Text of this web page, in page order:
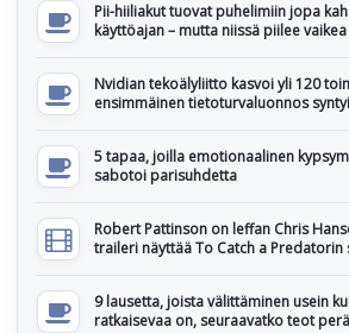
Pii-hiiliakut tuovat puhelimiin jopa
käyttöajan – mutta niissä piilee
Nvidian tekoälyliitto kasvoi yli 120
ensimmäinen tietoturvaluonnos
5 tapaa, joilla emotionaalinen
sabotoi parisuhdetta
Robert Pattinson on leffan Chris
traileri näyttää To Catch a Predatorin
9 lausetta, joista välittäminen usein
ratkaisevaa on, seuraavatko teot